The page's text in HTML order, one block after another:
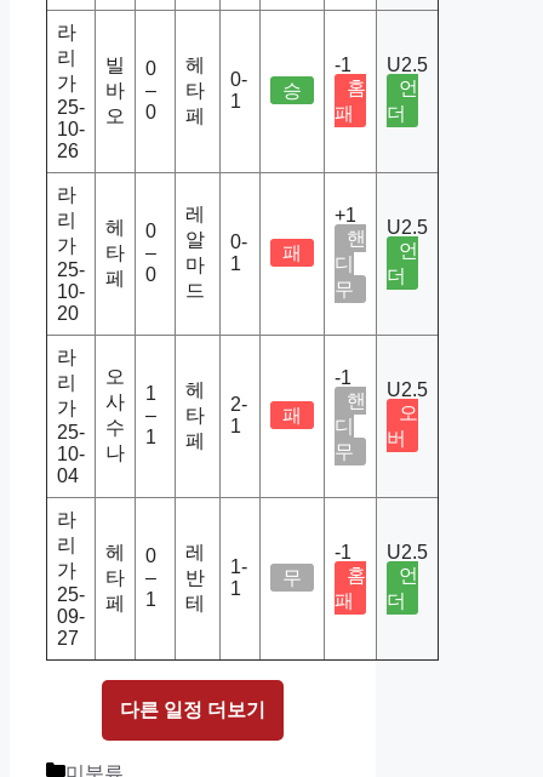
라
리
가
25-
10-
26
빌
바
오
0
–
0
헤
타
페
0-
1
승
-1
홈
패
U2.5
언
더
라
리
가
25-
10-
20
헤
타
페
0
–
0
레
알
마
드
0-
1
패
+1
핸
디
무
U2.5
언
더
라
리
가
25-
10-
04
오
사
수
나
1
–
1
헤
타
페
2-
1
패
-1
핸
디
무
U2.5
오
버
라
리
가
25-
09-
27
헤
타
페
0
–
1
레
반
테
1-
1
무
-1
홈
패
U2.5
언
더
다른 일정 더보기
Categories
미분류